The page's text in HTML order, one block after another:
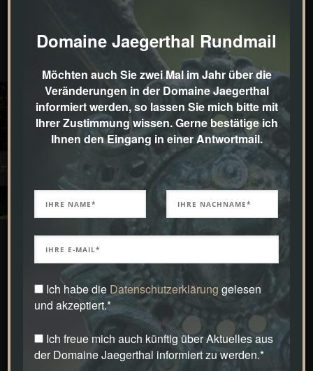
OLYMPUS
DIGITAL
CAMERA
OLYMPUS
DIGITAL
CAMERA
Domaine Jaegerthal Rundmail
Möchten auch Sie zwei Mal im Jahr über die
Veränderungen in der Domaine Jaegerthal
informiert werden, so lassen Sie mich bitte mit
Ihrer Zustimmung wissen. Gerne bestätige ich
Ihnen den Eingang in einer Antwortmail.
Ich habe die Datenschutzerklärung gelesen
und akzeptiert.*
Ich freue mich auch künftig über Aktuelles aus
der Domaine Jaegerthal informiert zu werden.*